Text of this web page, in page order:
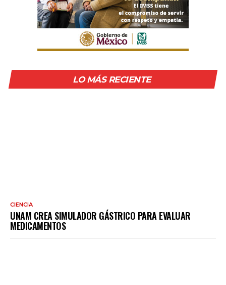
LO MÁS RECIENTE
CIENCIA
UNAM CREA SIMULADOR GÁSTRICO PARA EVALUAR
MEDICAMENTOS